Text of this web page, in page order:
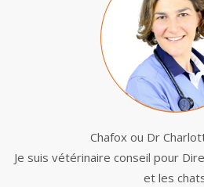
Chafox ou Dr
Je suis vétérinaire conseil pour
et les